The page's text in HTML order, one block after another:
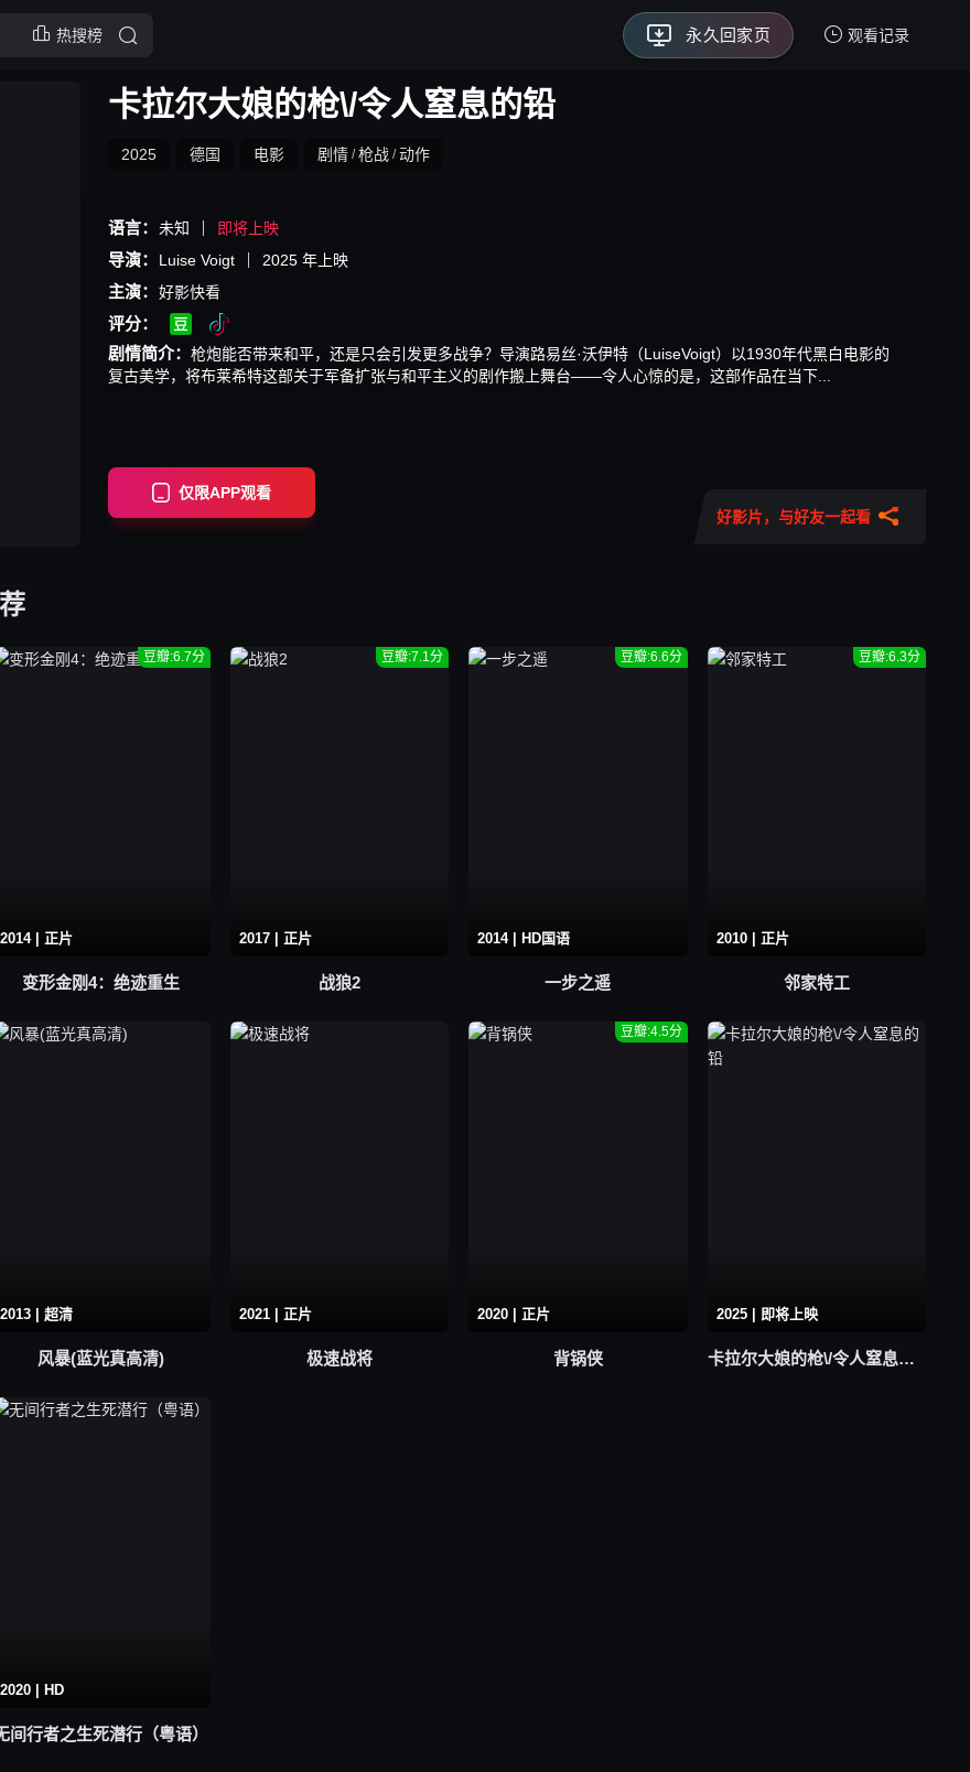
热搜榜
永久回家页
保存不迷路
永久回家页
观看记录
卡拉尔大娘的枪\/令人窒息的铅
2025 德国 电影 剧情 / 枪战 / 动作
语言： 未知 即将上映
导演： Luise Voigt 2025 年上映
主演： 好影快看
评分：
剧情简介： 枪炮能否带来和平，还是只会引发更多战争？导演路易丝·沃伊特（LuiseVoigt）以1930年代黑白电影的
复古美学，将布莱希特这部关于军备扩张与和平主义的剧作搬上舞台——令人心惊的是，这部作品在当下...
好影片，与好友一起看
仅限APP观看
2014 | 正片
豆瓣:6.7分
变形金刚4：绝迹重生
2017 | 正片
豆瓣:7.1分
战狼2
2014 | HD国语
豆瓣:6.6分
一步之遥
2010 | 正片
豆瓣:6.3分
邻家特工
2013 | 超清
风暴(蓝光真高清)
2021 | 正片
极速战将
2020 | 正片
豆瓣:4.5分
背锅侠
2025 | 即将上映
卡拉尔大娘的枪\/令人窒息的铅
2020 | HD
间行者之生死潜行（粤语）